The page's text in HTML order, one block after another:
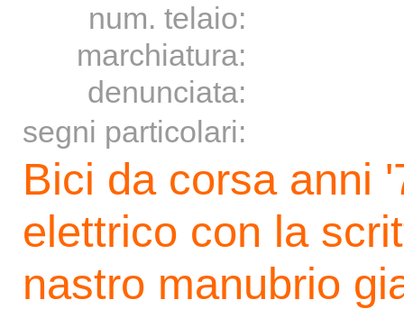
num. telaio:
marchiatura:
denunciata:
segni particolari:
Bici da corsa anni
elettrico con la
nastro manubrio